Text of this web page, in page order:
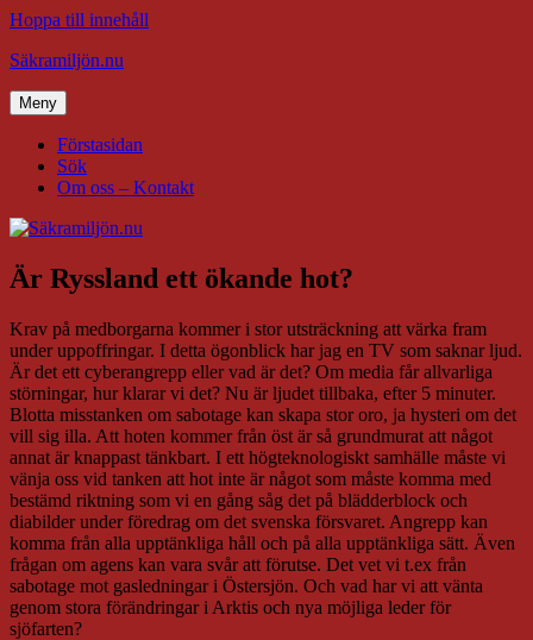
Hoppa till innehåll
Säkramiljön.nu
Meny
Förstasidan
Sök
Om oss – Kontakt
Är Ryssland ett ökande hot?
Krav på medborgarna kommer i stor utsträckning att värka fram
under uppoffringar. I detta ögonblick har jag en TV som saknar ljud.
Är det ett cyberangrepp eller vad är det? Om media får allvarliga
störningar, hur klarar vi det? Nu är ljudet tillbaka, efter 5 minuter.
Blotta misstanken om sabotage kan skapa stor oro, ja hysteri om det
vill sig illa. Att hoten kommer från öst är så grundmurat att något
annat är knappast tänkbart. I ett högteknologiskt samhälle måste vi
vänja oss vid tanken att hot inte är något som måste komma med
bestämd riktning som vi en gång såg det på blädderblock och
diabilder under föredrag om det svenska försvaret. Angrepp kan
komma från alla upptänkliga håll och på alla upptänkliga sätt. Även
frågan om agens kan vara svår att förutse. Det vet vi t.ex från
sabotage mot gasledningar i Östersjön. Och vad har vi att vänta
genom stora förändringar i Arktis och nya möjliga leder för
sjöfarten?